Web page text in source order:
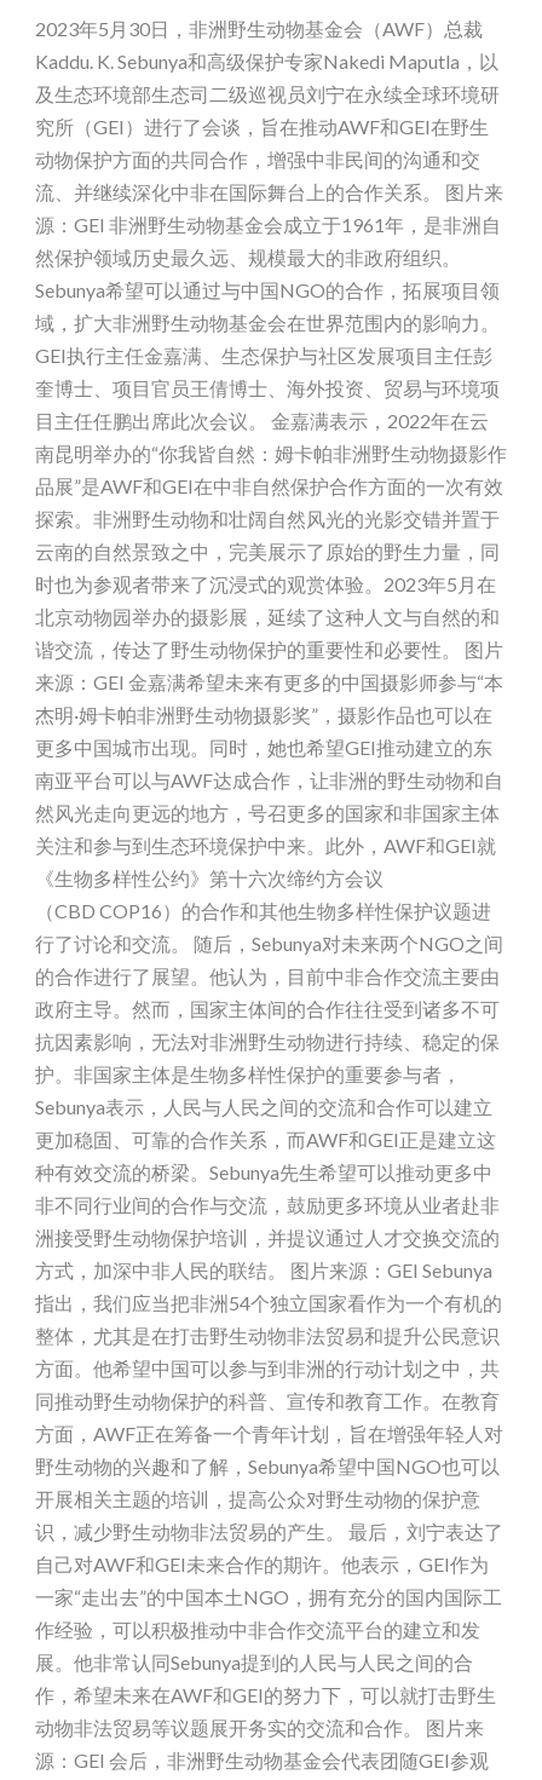
2023年5月30日，非洲野生动物基金会（AWF）总裁
Kaddu. K. Sebunya和高级保护专家Nakedi Maputla，以
及生态环境部生态司二级巡视员刘宁在永续全球环境研
究所（GEI）进行了会谈，旨在推动AWF和GEI在野生
动物保护方面的共同合作，增强中非民间的沟通和交
流、并继续深化中非在国际舞台上的合作关系。 图片来
源：GEI 非洲野生动物基金会成立于1961年，是非洲自
然保护领域历史最久远、规模最大的非政府组织。
Sebunya希望可以通过与中国NGO的合作，拓展项目领
域，扩大非洲野生动物基金会在世界范围内的影响力。
GEI执行主任金嘉满、生态保护与社区发展项目主任彭
奎博士、项目官员王倩博士、海外投资、贸易与环境项
目主任任鹏出席此次会议。 金嘉满表示，2022年在云
南昆明举办的“你我皆自然：姆卡帕非洲野生动物摄影作
品展”是AWF和GEI在中非自然保护合作方面的一次有效
探索。非洲野生动物和壮阔自然风光的光影交错并置于
云南的自然景致之中，完美展示了原始的野生力量，同
时也为参观者带来了沉浸式的观赏体验。2023年5月在
北京动物园举办的摄影展，延续了这种人文与自然的和
谐交流，传达了野生动物保护的重要性和必要性。 图片
来源：GEI 金嘉满希望未来有更多的中国摄影师参与“本
杰明·姆卡帕非洲野生动物摄影奖”，摄影作品也可以在
更多中国城市出现。同时，她也希望GEI推动建立的东
南亚平台可以与AWF达成合作，让非洲的野生动物和自
然风光走向更远的地方，号召更多的国家和非国家主体
关注和参与到生态环境保护中来。此外，AWF和GEI就
《生物多样性公约》第十六次缔约方会议
（CBD COP16）的合作和其他生物多样性保护议题进
行了讨论和交流。 随后，Sebunya对未来两个NGO之间
的合作进行了展望。他认为，目前中非合作交流主要由
政府主导。然而，国家主体间的合作往往受到诸多不可
抗因素影响，无法对非洲野生动物进行持续、稳定的保
护。非国家主体是生物多样性保护的重要参与者，
Sebunya表示，人民与人民之间的交流和合作可以建立
更加稳固、可靠的合作关系，而AWF和GEI正是建立这
种有效交流的桥梁。Sebunya先生希望可以推动更多中
非不同行业间的合作与交流，鼓励更多环境从业者赴非
洲接受野生动物保护培训，并提议通过人才交换交流的
方式，加深中非人民的联结。 图片来源：GEI Sebunya
指出，我们应当把非洲54个独立国家看作为一个有机的
整体，尤其是在打击野生动物非法贸易和提升公民意识
方面。他希望中国可以参与到非洲的行动计划之中，共
同推动野生动物保护的科普、宣传和教育工作。在教育
方面，AWF正在筹备一个青年计划，旨在增强年轻人对
野生动物的兴趣和了解，Sebunya希望中国NGO也可以
开展相关主题的培训，提高公众对野生动物的保护意
识，减少野生动物非法贸易的产生。 最后，刘宁表达了
自己对AWF和GEI未来合作的期许。他表示，GEI作为
一家“走出去”的中国本土NGO，拥有充分的国内国际工
作经验，可以积极推动中非合作交流平台的建立和发
展。他非常认同Sebunya提到的人民与人民之间的合
作，希望未来在AWF和GEI的努力下，可以就打击野生
动物非法贸易等议题展开务实的交流和合作。 图片来
源：GEI 会后，非洲野生动物基金会代表团随GEI参观